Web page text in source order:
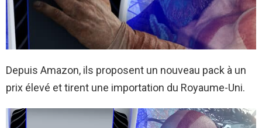
Depuis Amazon, ils proposent un nouveau pack à un
prix élevé et tirent une importation du Royaume-Uni.